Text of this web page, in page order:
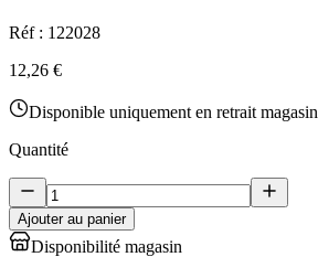
Réf : 122028
12,26 €
Disponible uniquement en retrait magasin
Quantité
Ajouter au panier
Disponibilité magasin